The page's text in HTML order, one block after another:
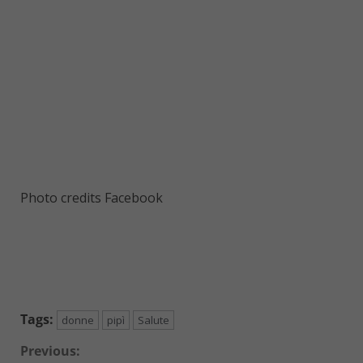
Photo credits Facebook
Tags: donne pipì Salute
Continue
Previous: